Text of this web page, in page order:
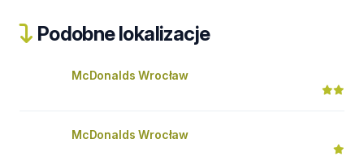
Podobne lokalizacje
McDonalds Wrocław
McDonalds Wrocław